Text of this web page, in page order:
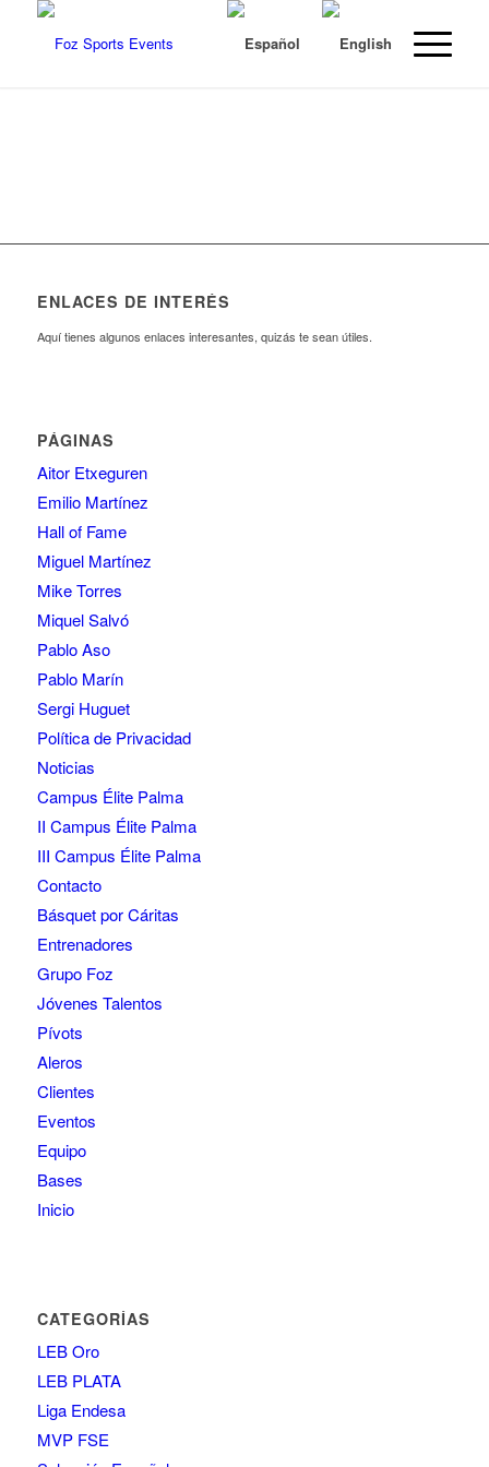
ENLACES DE INTERÉS
Aquí tienes algunos enlaces interesantes, quizás te sean útiles.
PÁGINAS
Aitor Etxeguren
Emilio Martínez
Hall of Fame
Miguel Martínez
Mike Torres
Miquel Salvó
Pablo Aso
Pablo Marín
Sergi Huguet
Política de Privacidad
Noticias
Campus Élite Palma
II Campus Élite Palma
III Campus Élite Palma
Contacto
Básquet por Cáritas
Entrenadores
Grupo Foz
Jóvenes Talentos
Pívots
Aleros
Clientes
Eventos
Equipo
Bases
Inicio
CATEGORÍAS
LEB Oro
LEB PLATA
Liga Endesa
MVP FSE